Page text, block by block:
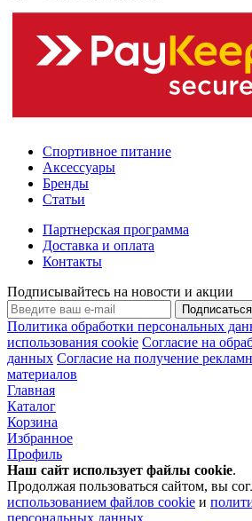
Спортивное питание
Аксессуары
Бренды
Статьи
Партнерская программа
Доставка и оплата
Контакты
Подписывайтесь на новости и акции
Подписаться
Политика обработки персональных
использования cookie Согласие на
данных Согласие на получение
материалов
Главная
Каталог
Корзина
Избранное
Профиль
Наш сайт использует файлы cookie.
Продолжая пользоваться сайтом, вы
использованием файлов cookie и
персональных данных